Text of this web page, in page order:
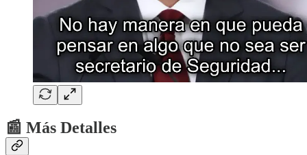
📰 Más Detalles